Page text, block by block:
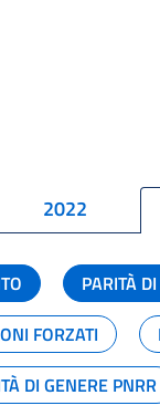
2022
PARITÀ
FORZATI
DI GENERE PNRR